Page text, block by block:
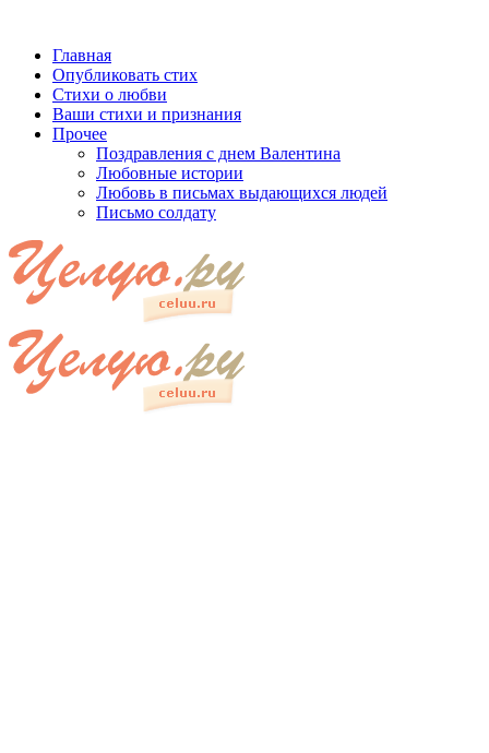
Главная
Опубликовать стих
Стихи о любви
Ваши стихи и признания
Прочее
Поздравления с днем Валентина
Любовные истории
Любовь в письмах выдающихся людей
Письмо солдату